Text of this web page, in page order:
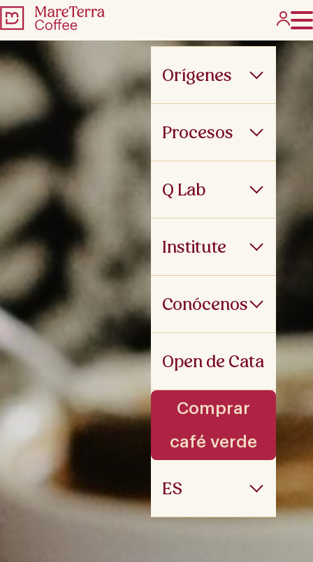
Orígenes
Procesos
Q Lab
Institute
Conócenos
Open de Cata
Comprar
café verde
ES